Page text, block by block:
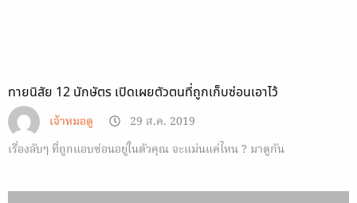
ทายนิสัย 12 นักษัตร เปิดเผยตัวตนที่ถูกเก็บซ่อนเอาไว้
เจ้าหมอดู
29 ส.ค. 2019
เรื่องลับๆ ที่ถูกแอบซ่อนอยู่ในตัวคุณ จะแม่นแค่ไหน ? มาดูกัน